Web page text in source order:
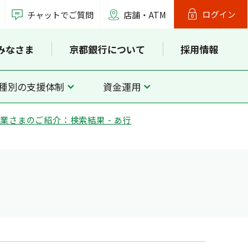
チャットでご質問 店舗・ATM ログイン
なさま 京都銀行について 採用情報
別の支援体制 資金運用
さまのご紹介：検索結果 - あ行